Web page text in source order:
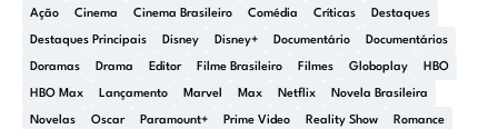
Ação Cinema Cinema Brasileiro Comédia Críticas Destaques
Destaques Principais Disney Disney+ Documentário Documentários
Doramas Drama Editor Filme Brasileiro Filmes Globoplay HBO
HBO Max Lançamento Marvel Max Netflix Novela Brasileira
Novelas Oscar Paramount+ Prime Video Reality Show Romance